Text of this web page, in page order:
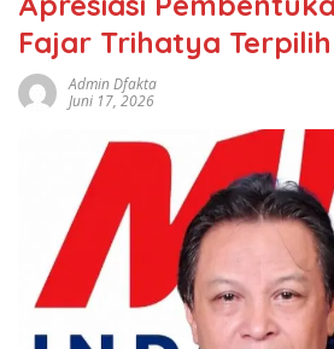
Fajar Trihatya
Admin Dfakta
Juni 17, 2026